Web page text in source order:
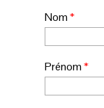
Nom*
Prénom*